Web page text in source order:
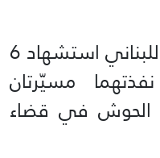
كما أعلن الدفاع المدني اللبناني استشهاد 6
مسيّرتان
الحوش في قضاء